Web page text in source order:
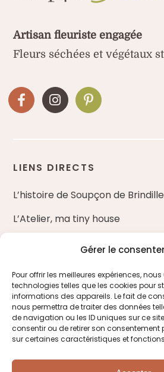
Gérer le
Pour offrir les meilleures expériences,
technologies telles que les cookies pour
informations des appareils. Le fait de
nous permettra de traiter des données
de navigation ou les ID uniques sur ce
consentir ou de retirer son consentement
sur certaines caractéristiques et
Artisan fleuriste engagée
Fleurs séchées et végétaux
LIENS DIRECTS
L’histoire de Soupçon de Brindille
L’Atelier, ma tiny house
Nos ateliers d’art floral
Entreprises et fleuristes
ME CONTACTER